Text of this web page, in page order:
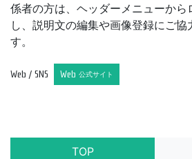
係者の方は、ヘッダーメニューか
し、説明文の編集や画像登録にご
す。
Web / SNS Web 公式サイト
TOP